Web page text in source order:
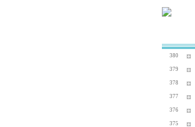
380
379
378
377
376
375